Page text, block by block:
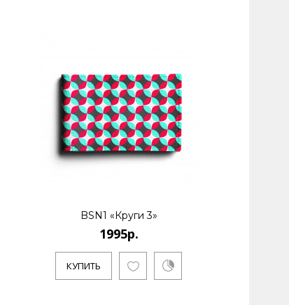
BSN1 «Круги 3»
1995р.
КУПИТЬ